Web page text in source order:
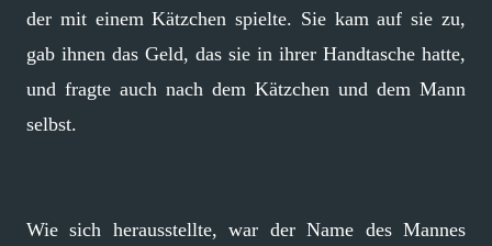
der mit einem Kätzchen spielte. Sie kam auf sie zu,
gab ihnen das Geld, das sie in ihrer Handtasche hatte,
und fragte auch nach dem Kätzchen und dem Mann
selbst.
Wie sich herausstellte, war der Name des Mannes